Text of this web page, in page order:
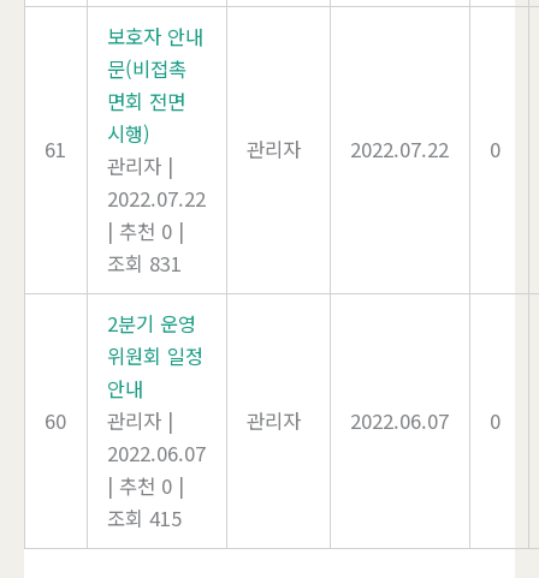
61
보호자 안내
문(비접촉
면회 전면
시행)
관리자 |
2022.07.22
| 추천 0 |
조회 831
관리자 2022.07.22 0
60
2분기 운영
위원회 일정
안내
관리자 |
2022.06.07
| 추천 0 |
조회 415
관리자 2022.06.07 0